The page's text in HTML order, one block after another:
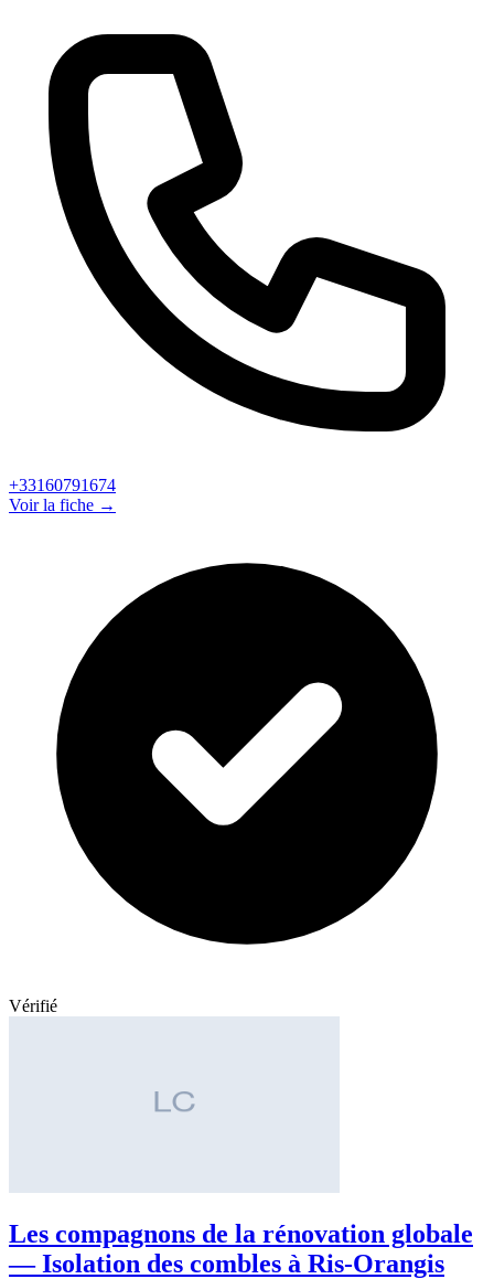
+33160791674
Voir la fiche →
Vérifié
Les compagnons de la rénovation globale
— Isolation des combles à Ris-Orangis